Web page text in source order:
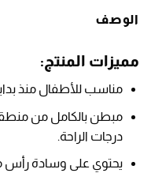
الوصف
مميزات المنتج:
مناسب للأطفال منذ
مبطن بالكامل من
درجات الراحة.
يحتوي على وسادة رأس